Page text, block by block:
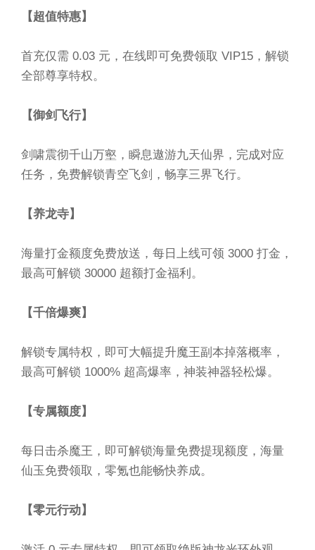
【超值特惠】
首充仅需 0.03 元，在线即可免费领取 VIP15，解锁
全部尊享特权。
【御剑飞行】
剑啸震彻千山万壑，瞬息遨游九天仙界，完成对应
任务，免费解锁青空飞剑，畅享三界飞行。
【养龙寺】
海量打金额度免费放送，每日上线可领 3000 打金，
最高可解锁 30000 超额打金福利。
【千倍爆爽】
解锁专属特权，即可大幅提升魔王副本掉落概率，
最高可解锁 1000% 超高爆率，神装神器轻松爆。
【专属额度】
每日击杀魔王，即可解锁海量免费提现额度，海量
仙玉免费领取，零氪也能畅快养成。
【零元行动】